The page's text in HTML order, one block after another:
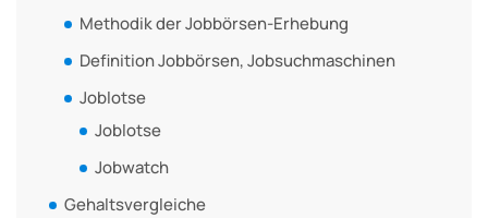
Methodik der Jobbörsen-Erhebung
Definition Jobbörsen, Jobsuchmaschinen
Joblotse
Joblotse
Jobwatch
Gehaltsvergleiche